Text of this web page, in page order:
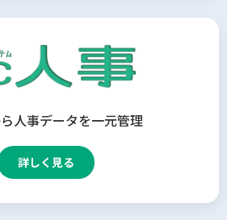
人事データを一元管理
詳しく見る